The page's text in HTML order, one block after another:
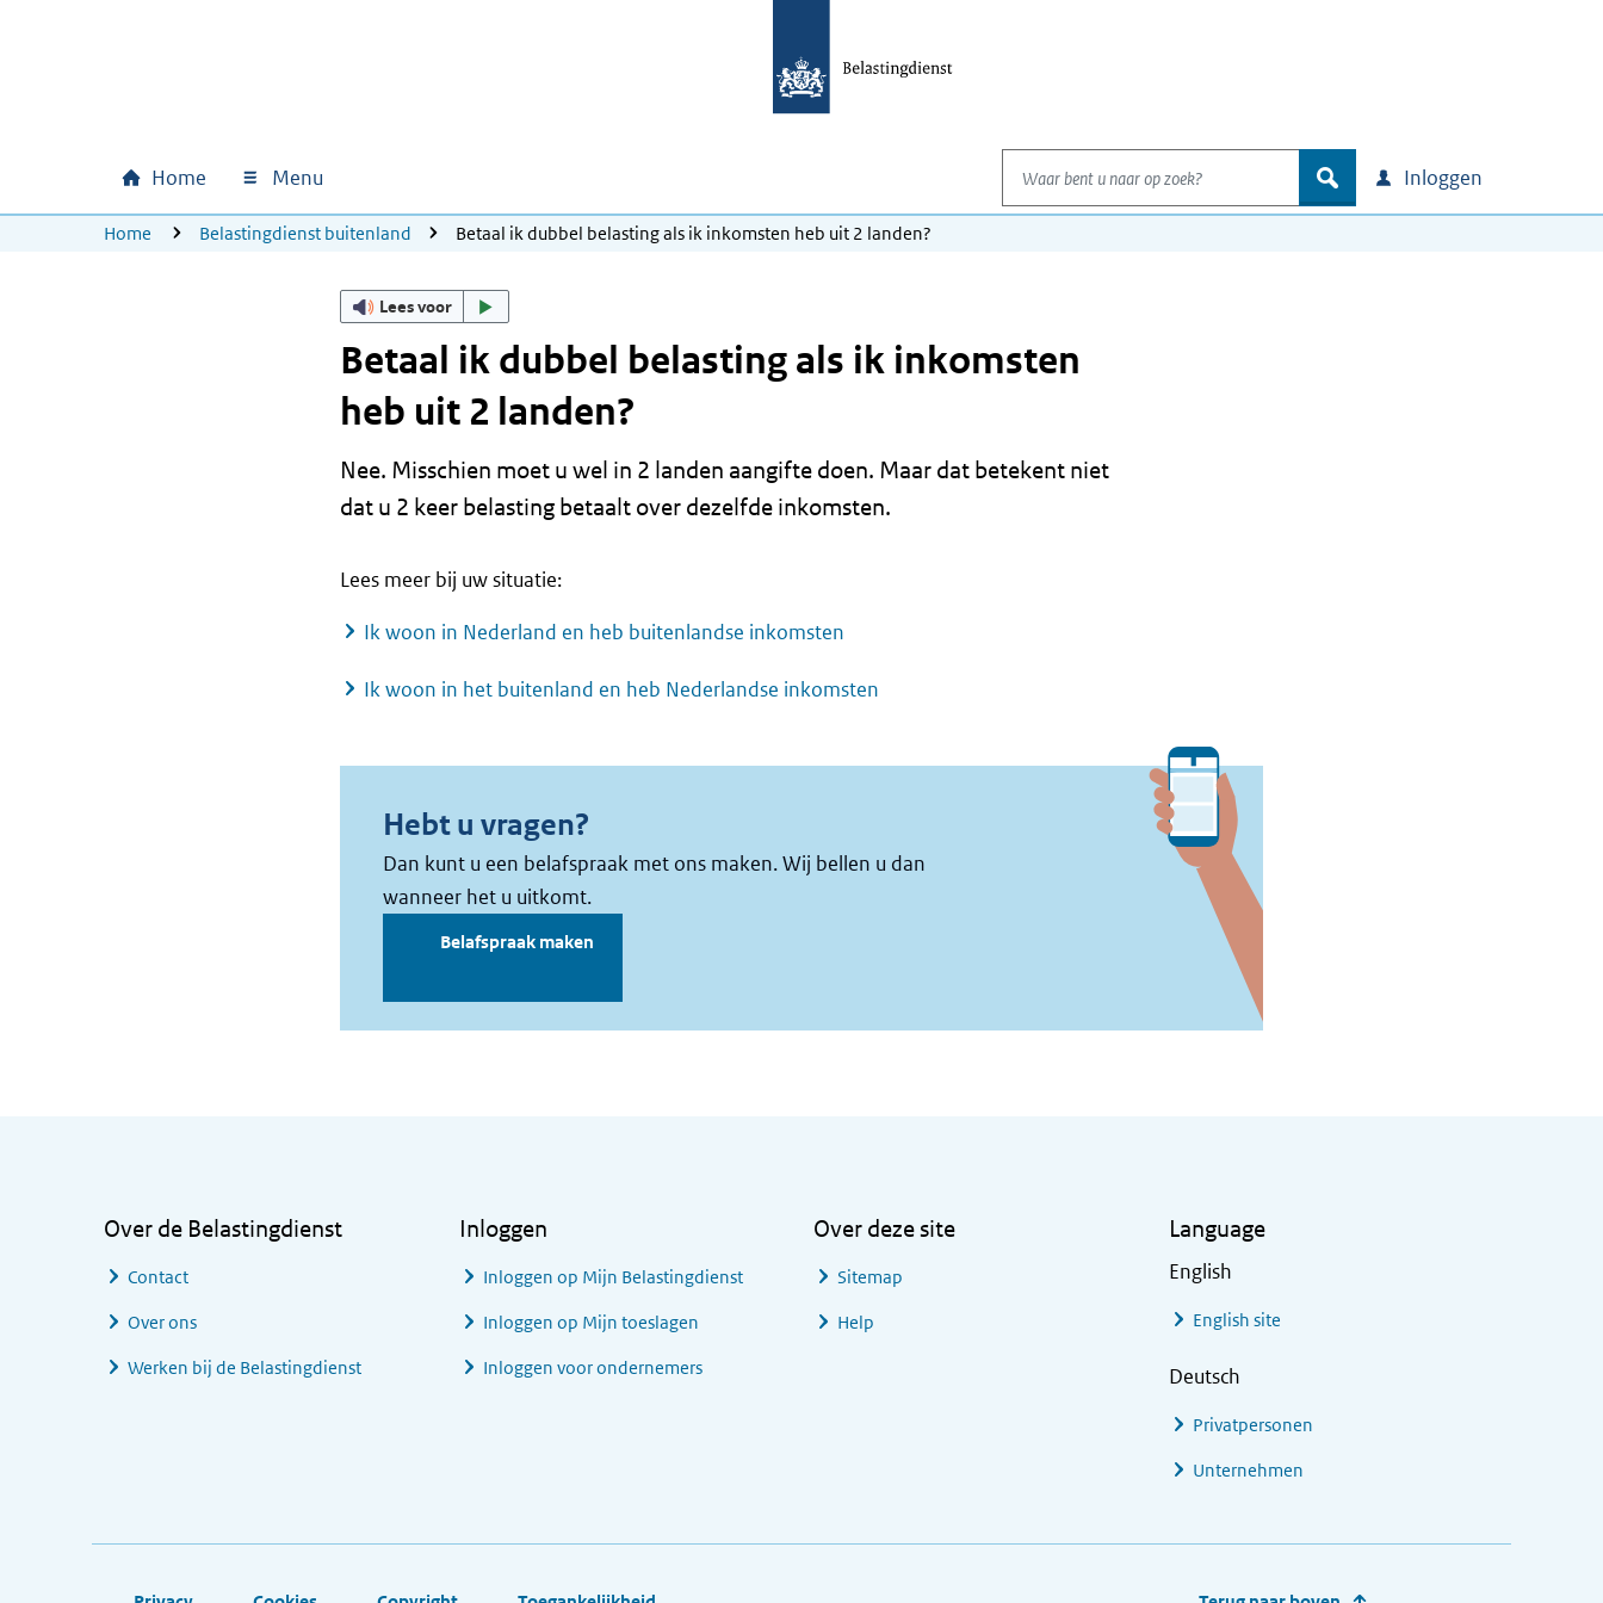
Hoofdnavigatie
Home Menu
Waar bent u naar op zoek?
zoek Inloggen
U bevindt zich hier:
Home Belastingdienst buitenland Betaal ik dubbel belasting als ik inkomsten heb uit 2 landen?
Lees voor
Betaal ik dubbel belasting als ik inkomsten
heb uit 2 landen?
Nee. Misschien moet u wel in 2 landen aangifte doen. Maar dat betekent niet
dat u 2 keer belasting betaalt over dezelfde inkomsten.
Lees meer bij uw situatie:
Ik woon in Nederland en heb buitenlandse inkomsten
Ik woon in het buitenland en heb Nederlandse inkomsten
Over de Belastingdienst
Contact
Over ons
Werken bij de Belastingdienst
Inloggen
Inloggen op Mijn Belastingdienst
Inloggen op Mijn toeslagen
Inloggen voor ondernemers
Over deze site
Sitemap
Help
Language
English
English site
Deutsch
Privatpersonen
Unternehmen
Footer links